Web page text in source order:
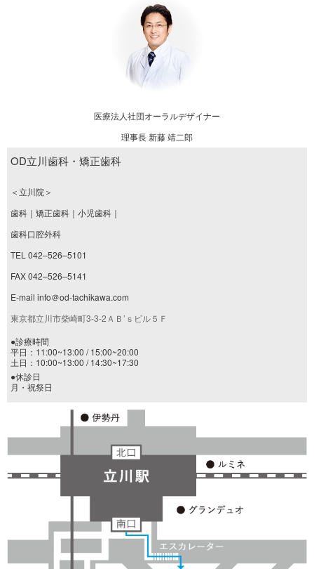
医療法人社団オーラルデザイナー
理事長 新藤 靖二郎
OD立川歯科・矯正歯科
＜立川院＞
歯科｜矯正歯科｜小児歯科｜
歯科口腔外科
TEL 042–526–5101
FAX 042–526–5141
E-mail info＠od-tachikawa.com
東京都立川市柴崎町3-3-2ＡＢ’ｓビル５Ｆ
●診療時間
平日：11:00~13:00 / 15:00~20:00
土日：10:00~13:00 / 14:30~17:30
●休診日
月・祝祭日